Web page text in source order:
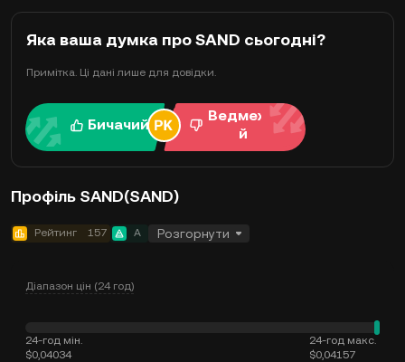
Яка ваша думка про SAND сьогодні?
Примітка. Ці дані лише для довідки.
Бичачий
Ведмежи
й
Профіль SAND(SAND)
Рейтинг 157 A Розгорнути
Діапазон цін (24 год)
24-год мін.
$0,04034
24-год макс.
$0,04157